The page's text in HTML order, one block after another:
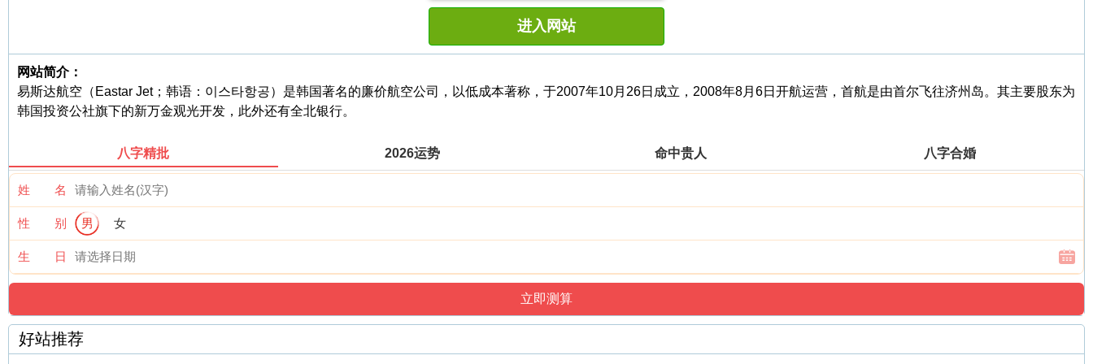
进入网站
网站简介：
易斯达航空（Eastar Jet；韩语：이스타항공）是韩国著名的廉价航空公司，以低成本著称，于2007年10月26日成立，2008年8月6日开航运营，首航是由首尔飞往济州岛。其主要股东为
韩国投资公社旗下的新万金观光开发，此外还有全北银行。
八字精批 2026运势 命中贵人 八字合婚
姓 名
性 别 男 女
生 日
好站推荐